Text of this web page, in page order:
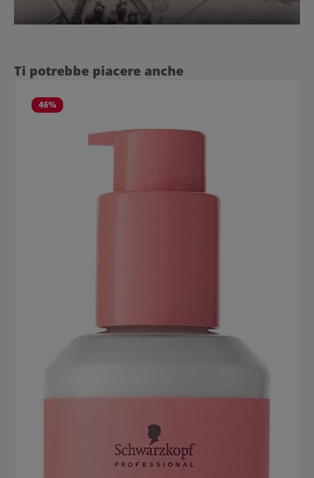
Salta la galleria dei prodotti
Ti potrebbe piacere anche
46%